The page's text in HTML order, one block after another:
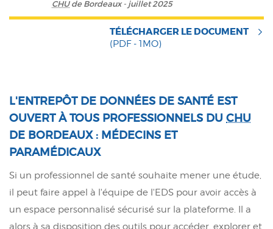
CHUde Bordeaux - juillet 2025
TÉLÉCHARGER LE DOCUMENT
(PDF - 1MO)
L'ENTREPÔT DE DONNÉES DE SANTÉ EST
OUVERT À TOUS PROFESSIONNELS DU CHU
DE BORDEAUX : MÉDECINS ET
PARAMÉDICAUX
Si un professionnel de santé souhaite mener une étude,
il peut faire appel à l'équipe de l'EDS pour avoir accès à
un espace personnalisé sécurisé sur la plateforme. Il a
alors à sa disposition des outils pour accéder, explorer et